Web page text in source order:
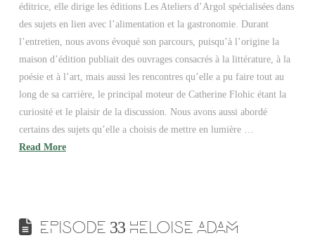
éditrice, elle dirige les éditions Les Ateliers d’Argol spécialisées dans
des sujets en lien avec l’alimentation et la gastronomie. Durant
l’entretien, nous avons évoqué son parcours, puisqu’à l’origine la
maison d’édition publiait des ouvrages consacrés à la littérature, à la
poésie et à l’art, mais aussi les rencontres qu’elle a pu faire tout au
long de sa carrière, le principal moteur de Catherine Flohic étant la
curiosité et le plaisir de la discussion. Nous avons aussi abordé
certains des sujets qu’elle a choisis de mettre en lumière …
Read More
EPISODE 33 HELOISE ADAM